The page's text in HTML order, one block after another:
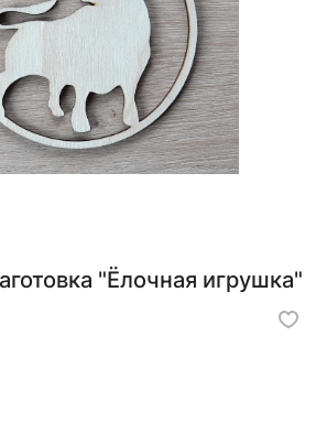
"Ёлочная игрушка"